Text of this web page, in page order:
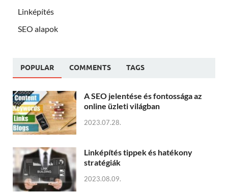
Linképítés
SEO alapok
POPULAR COMMENTS TAGS
A SEO jelentése és fontossága az
online üzleti világban
2023.07.28.
Linképítés tippek és hatékony
stratégiák
2023.08.09.